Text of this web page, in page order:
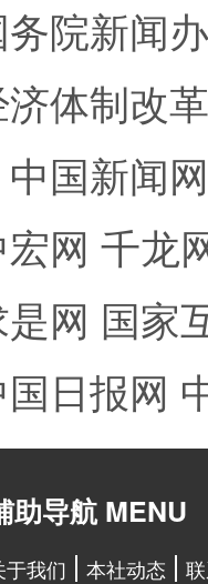
务院新闻
体制改
中国新闻网
网 千龙
网 国家
日报网
助导航 MENU
于我们 本社动态